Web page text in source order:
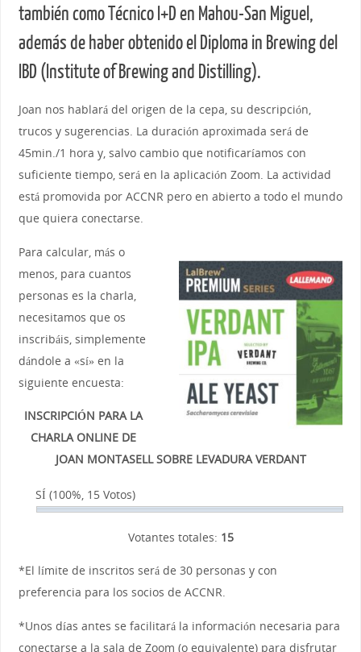
también como Técnico I+D en Mahou-San Miguel,
además de haber obtenido el Diploma in Brewing del
IBD (Institute of Brewing and Distilling).
Joan nos hablará del origen de la cepa, su descripción,
trucos y sugerencias. La duración aproximada será de
45min./1 hora y, salvo cambio que notificaríamos con
suficiente tiempo, será en la aplicación Zoom. La actividad
está promovida por ACCNR pero en abierto a todo el mundo
que quiera conectarse.
Para calcular, más o
menos, para cuantos
personas es la charla,
necesitamos que os
inscribáis, simplemente
dándole a «sí» en la
siguiente encuesta:
INSCRIPCIÓN PARA LA
CHARLA ONLINE DE
JOAN MONTASELL SOBRE LEVADURA VERDANT
SÍ(100%, 15 Votos)
Votantes totales: 15
*El límite de inscritos será de 30 personas y con
preferencia para los socios de ACCNR.
*Unos días antes se facilitará la información necesaria para
conectarse a la sala de Zoom (o equivalente) para disfrutar